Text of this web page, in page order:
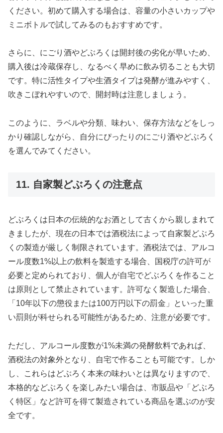
ください。初めて購入する場合は、容量の小さいカップや
ミニボトルで試してみるのもおすすめです。
さらに、にごり酒やどぶろくは開封後の劣化が早いため、
購入後は冷蔵保存し、なるべく早めに飲み切ることも大切
です。特に活性タイプや生酒タイプは発酵が進みやすく、
吹きこぼれやすいので、開封時は注意しましょう。
このように、ラベルや分類、味わい、保存方法などをしっ
かり確認しながら、自分にぴったりのにごり酒やどぶろく
を選んでみてください。
11. 自家製どぶろくの注意点
どぶろくは日本の伝統的なお酒として古くから親しまれて
きましたが、現在の日本では酒税法によって自家製どぶろ
くの製造が厳しく制限されています。酒税法では、アルコ
ール度数1%以上の飲料を製造する場合、国税庁の許可が
必要と定められており、個人が自宅でどぶろくを作ること
は原則として禁止されています。許可なく製造した場合、
「10年以下の懲役または100万円以下の罰金」といった重
い罰則が科せられる可能性があるため、注意が必要です。
ただし、アルコール度数が1%未満の発酵飲料であれば、
酒税法の対象外となり、自宅で作ることも可能です。しか
し、これらはどぶろく本来の味わいとは異なりますので、
本格的などぶろくを楽しみたい場合は、市販品や「どぶろ
く特区」など許可を得て製造されている商品を選ぶのが安
全です。